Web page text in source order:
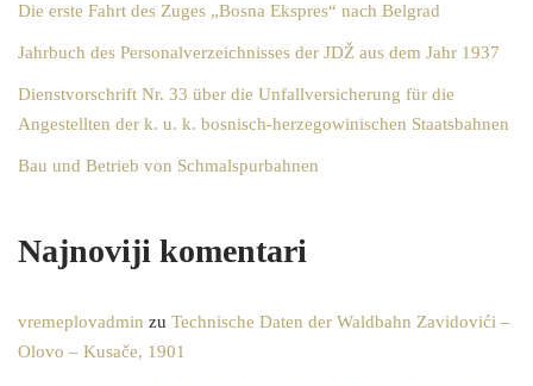
Die erste Fahrt des Zuges „Bosna Ekspres“ nach Belgrad
Jahrbuch des Personalverzeichnisses der JDŽ aus dem Jahr 1937
Dienstvorschrift Nr. 33 über die Unfallversicherung für die
Angestellten der k. u. k. bosnisch-herzegowinischen Staatsbahnen
Bau und Betrieb von Schmalspurbahnen
Najnoviji komentari
vremeplovadmin zu Technische Daten der Waldbahn Zavidovići –
Olovo – Kusače, 1901